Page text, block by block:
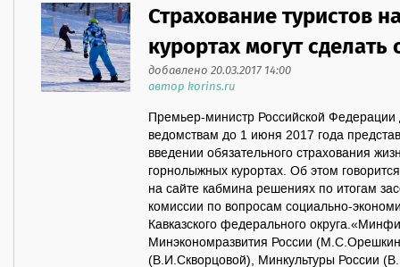
Страхование туристов
курортах могут
добавлено 20.03.2017 14:00
автор korins.ru
Премьер-министр Российской
ведомствам до 1 июня 2017 года
введении обязательного страхования
горнолыжных курортах. Об этом
на сайте кабмина решениях по итогам
комиссии по вопросам социально-
Кавказского федерального
Минэкономразвития России
(В.И.Скворцовой), Минкультуры России